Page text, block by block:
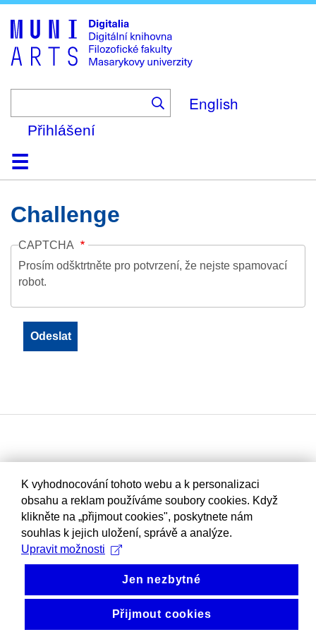
to
main
content
English
Přihlášení
DomůKolekce
Prohlížení
Vyhledávání
O platformě
Nápověda
KontaktDigitalia
Challenge
CAPTCHA
Prosím odšktrtněte pro potvrzení, že nejste spamovací
robot.
K vyhodnocování tohoto webu a k personalizaci
obsahu a reklam používáme soubory cookies. Když
klikněte na „přijmout cookies", poskytnete nám
souhlas k jejich uložení, správě a analýze.
Upravit možnosti
Jen nezbytné
Přijmout cookies